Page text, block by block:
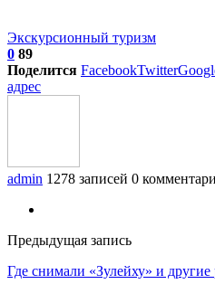
Экскурсионный туризм
0 89
Поделится FacebookTwitter
адрес
admin 1278 записей 0
Предыдущая запись
Где снимали «Зулейху» и